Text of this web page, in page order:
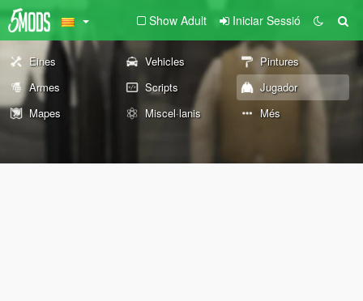
Show Adult Iniciar Sessió
Eines Vehicles
Pintures
Armes
Scripts
Jugador
Mapes
Miscel·lanis Més